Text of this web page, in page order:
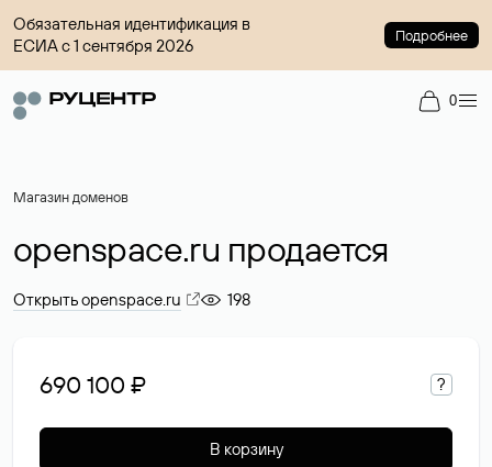
Обязательная идентификация в
ЕСИА с 1 сентября 2026
Подробнее
0
Магазин доменов
openspace.ru продается
Открыть openspace.ru 198
690 100 ₽ ?
В корзину